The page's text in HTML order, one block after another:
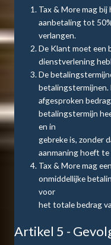
Tax & More mag
aanbetaling tot
verlangen.
De Klant moet een
dienstverlening
De
afgesproken
betalingstermijn
en in
gebreke is, zonder
aanmaning hoeft
Tax & More mag
onmiddellijke
voor
het totale bedrag
Artikel 5 -